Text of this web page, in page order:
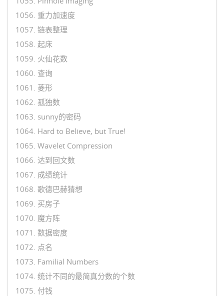
1056. 重力加速度
1057. 链表整理
1058. 起床
1059. 火仙花数
1060. 查询
1061. 菱形
1062. 孤独数
1063. sunny的密码
1064. Hard to Believe, but True!
1065. Wavelet Compression
1066. 达到回文数
1067. 成绩统计
1068. 歌德巴赫猜想
1069. 买房子
1070. 魔方阵
1071. 数据密度
1072. 点名
1073. Familial Numbers
1074. 统计不同的最简真分数的个数
1075. 付钱